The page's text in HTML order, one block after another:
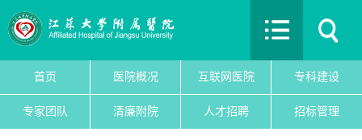
首页 医院概况 互联网医院 专科建设
专家团队 清廉附院 人才招聘 招标管理
首页
互联网医院
专科建设